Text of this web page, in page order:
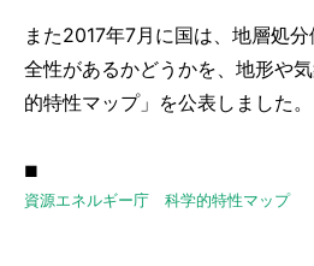
また2017年7月に国は、地層処
全性があるかどうかを、地形や
的特性マップ」を公表しました。
■
資源エネルギー庁 科学的特性マップ